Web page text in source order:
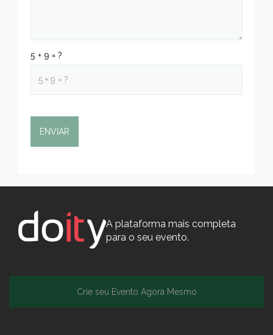
5 + 9 = ?
A plataforma mais completa
para o seu evento.
Crie seu Evento Agora Mesmo